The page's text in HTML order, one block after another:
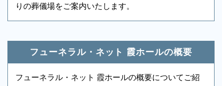
葬儀のことなら何でもお任せください
ご希望にあわせて葬儀の段取りを進めます。火葬場、
ドライアイス）などを、ご希望にあわせてご用意いた
す。まずはお電話ください。
りの葬儀場をご案内いたします。
フューネラル・ネット 霞ホールの概要
フューネラル・ネット 霞ホールの概要についてご紹